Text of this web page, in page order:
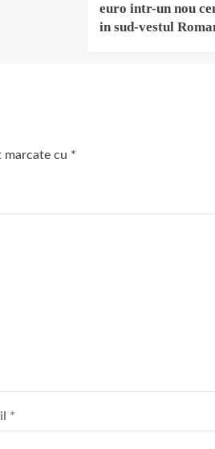
euro intr-un nou
in sud-vestul
marcate cu *
*